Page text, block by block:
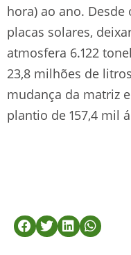
hora) ao ano.
placas solares,
atmosfera 6.122
23,8 milhões de
mudança da matriz
plantio de 157,4 mil